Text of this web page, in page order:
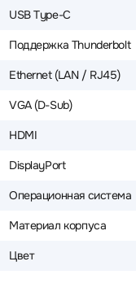
USB Type-C
Поддержка Thunderbolt
Ethernet (LAN / RJ45)
VGA (D-Sub)
HDMI
DisplayPort
Операционная система
Материал корпуса
Цвет